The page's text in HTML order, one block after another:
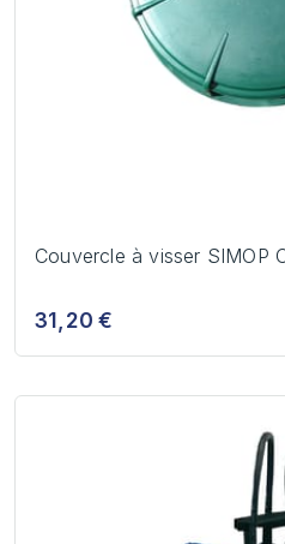
Couvercle à visser SIMOP
31,20 €